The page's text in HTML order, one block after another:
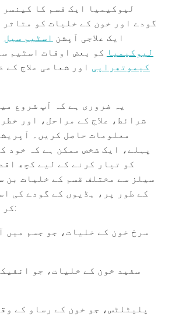
لیوکیمیا ایک قسم کا
گودے اور خون کے خلیات کو متاثر
ایک علاجی آپشن اسٹیم سیل
لیوکیمیا کو بعض اوقات اسٹیم
کیموتھراپی اور شعاعی علاج
یہ ضروری ہے کہ آپ شروع
شرائط، علاج کے مراحل، اور
معلومات حاصل کریں۔
پہلے، ایک شخص ممکن ہے کہ خود
کو تیار کرنے کے لیے کچھ
سیلز سے مختلف قسم کے خلیات بن
کے طور پر، ہڈیوں کے گودے کی
کر کے بن سکتے ہیں:
سرخ خون کے خلیات، جو جسم میں
سفید خون کے خلیات، جو
پلیٹلٹس، جو خون کے رساو کے